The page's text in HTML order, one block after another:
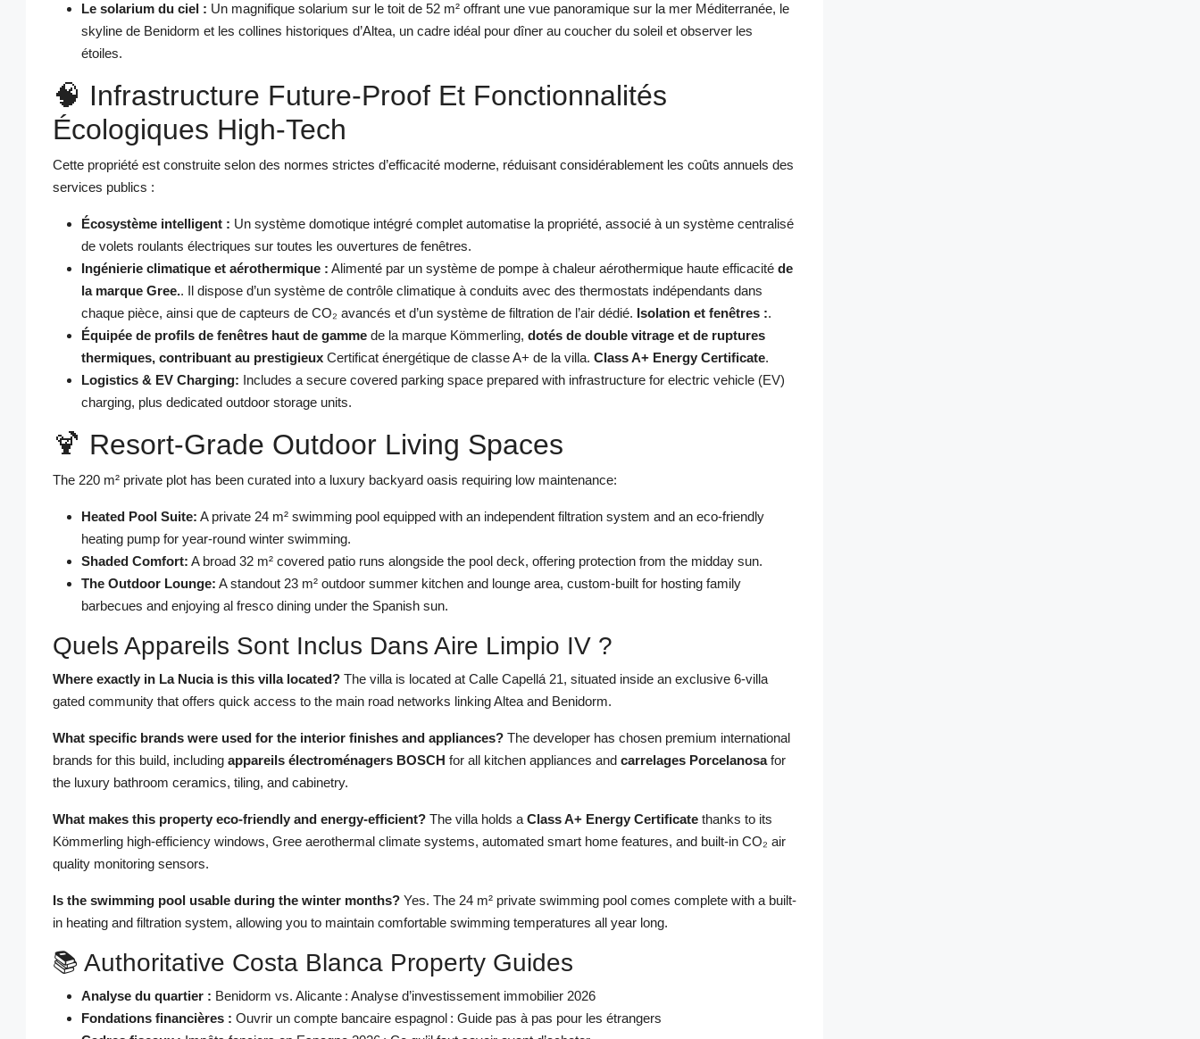
Le solarium du ciel : Un magnifique solarium sur le toit de 52 m² offrant une vue panoramique sur la mer Méditerranée, le
skyline de Benidorm et les collines historiques d’Altea, un cadre idéal pour dîner au coucher du soleil et observer les
étoiles.
🧠 Infrastructure Future-Proof Et Fonctionnalités
Écologiques High-Tech
Cette propriété est construite selon des normes strictes d’efficacité moderne, réduisant considérablement les coûts annuels des
services publics :
Écosystème intelligent : Un système domotique intégré complet automatise la propriété, associé à un système centralisé
de volets roulants électriques sur toutes les ouvertures de fenêtres.
Ingénierie climatique et aérothermique : Alimenté par un système de pompe à chaleur aérothermique haute efficacité de
la marque Gree.. Il dispose d’un système de contrôle climatique à conduits avec des thermostats indépendants dans
chaque pièce, ainsi que de capteurs de CO₂ avancés et d’un système de filtration de l’air dédié. Isolation et fenêtres :.
Équipée de profils de fenêtres haut de gamme de la marque Kömmerling, dotés de double vitrage et de ruptures
thermiques, contribuant au prestigieux Certificat énergétique de classe A+ de la villa. Class A+ Energy Certificate.
Logistics & EV Charging: Includes a secure covered parking space prepared with infrastructure for electric vehicle (EV)
charging, plus dedicated outdoor storage units.
🍹 Resort-Grade Outdoor Living Spaces
The 220 m² private plot has been curated into a luxury backyard oasis requiring low maintenance:
Heated Pool Suite: A private 24 m² swimming pool equipped with an independent filtration system and an eco-friendly
heating pump for year-round winter swimming.
Shaded Comfort: A broad 32 m² covered patio runs alongside the pool deck, offering protection from the midday sun.
The Outdoor Lounge: A standout 23 m² outdoor summer kitchen and lounge area, custom-built for hosting family
barbecues and enjoying al fresco dining under the Spanish sun.
Quels Appareils Sont Inclus Dans Aire Limpio IV ?
Where exactly in La Nucia is this villa located? The villa is located at Calle Capellá 21, situated inside an exclusive 6-villa
gated community that offers quick access to the main road networks linking Altea and Benidorm.
What specific brands were used for the interior finishes and appliances? The developer has chosen premium international
brands for this build, including appareils électroménagers BOSCH for all kitchen appliances and carrelages Porcelanosafor
the luxury bathroom ceramics, tiling, and cabinetry.
What makes this property eco-friendly and energy-efficient? The villa holds a Class A+ Energy Certificate thanks to its
Kömmerling high-efficiency windows, Gree aerothermal climate systems, automated smart home features, and built-in CO₂ air
quality monitoring sensors.
Is the swimming pool usable during the winter months? Yes. The 24 m² private swimming pool comes complete with a built-
in heating and filtration system, allowing you to maintain comfortable swimming temperatures all year long.
📚 Authoritative Costa Blanca Property Guides
Analyse du quartier : Benidorm vs. Alicante : Analyse d’investissement immobilier 2026
Fondations financières : Ouvrir un compte bancaire espagnol : Guide pas à pas pour les étrangers